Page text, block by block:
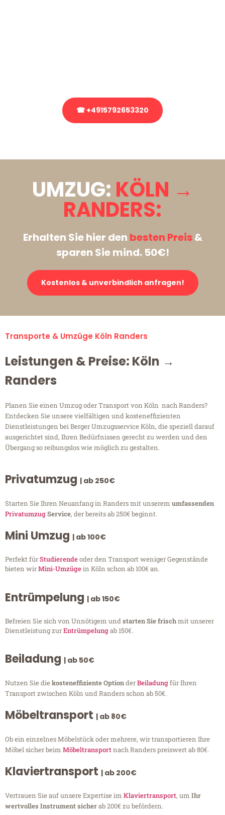
☎ +4915792653320
UMZUG: KÖLN →
RANDERS:
Erhalten Sie hier den besten Preis&
sparen Sie mind. 50€!
Kostenlos & unverbindlich anfragen!
Transporte & Umzüge Köln Randers
Leistungen & Preise: Köln →
Randers
Planen Sie einen Umzug oder Transport von Köln nach Randers?
Entdecken Sie unsere vielfältigen und kosteneffizienten
Dienstleistungen bei Berger Umzugsservice Köln, die speziell darauf
ausgerichtet sind, Ihren Bedürfnissen gerecht zu werden und den
Übergang so reibungslos wie möglich zu gestalten.
Privatumzug | ab 250€
Starten Sie Ihren Neuanfang in Randers mit unserem umfassenden
PrivatumzugService, der bereits ab 250€ beginnt.
Mini Umzug | ab 100€
Perfekt fürStudierendeoder den Transport weniger Gegenstände
bieten wirMini-Umzügein Köln schon ab 100€ an.
Entrümpelung | ab 150€
Befreien Sie sich von Unnötigem undstarten Sie frischmit unserer
Dienstleistung zurEntrümpelungab 150€.
Beiladung | ab 50€
Nutzen Sie diekosteneffiziente OptionderBeiladungfür Ihren
Transport zwischen Köln und Randers schon ab 50€.
Möbeltransport | ab 80€
Ob ein einzelnes Möbelstück oder mehrere, wir transportieren Ihre
Möbel sicher beim Möbeltransportnach Randers preiswert ab 80€.
Klaviertransport | ab 200€
Vertrauen Sie auf unsere Expertise im Klaviertransport, um Ihr
wertvolles Instrument sicherab 200€ zu befördern.